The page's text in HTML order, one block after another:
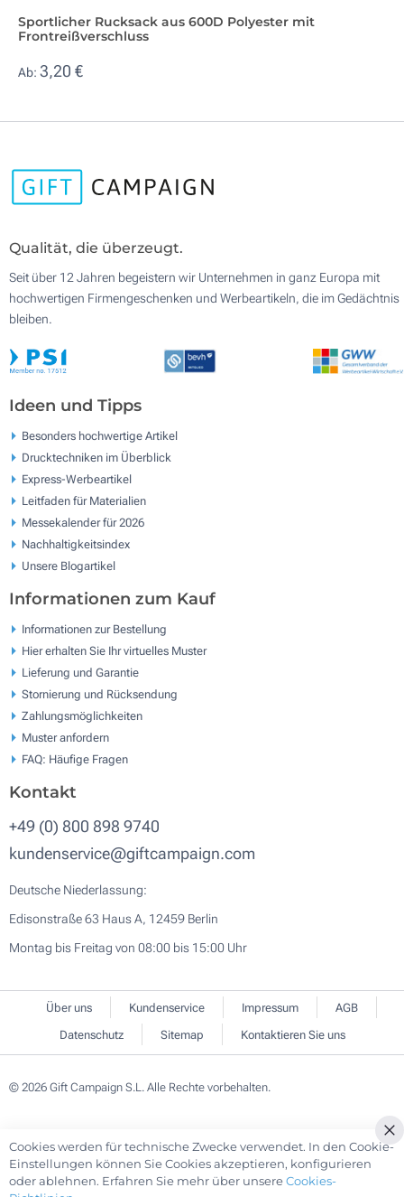
Sportlicher Rucksack aus 600D Polyester mit
Frontreißverschluss
Ab: 3,20 €
Qualität, die überzeugt.
Seit über 12 Jahren begeistern wir Unternehmen in ganz Europa mit
hochwertigen Firmengeschenken und Werbeartikeln, die im Gedächtnis
bleiben.
Ideen und Tipps
Besonders hochwertige Artikel
Drucktechniken im Überblick
Express-Werbeartikel
Leitfaden für Materialien
Messekalender für 2026
Nachhaltigkeitsindex
Unsere Blogartikel
Informationen zum Kauf
Informationen zur Bestellung
Hier erhalten Sie Ihr virtuelles Muster
Lieferung und Garantie
Stornierung und Rücksendung
Zahlungsmöglichkeiten
Muster anfordern
FAQ: Häufige Fragen
Kontakt
+49 (0) 800 898 9740
kundenservice@giftcampaign.com
Deutsche Niederlassung:
Edisonstraße 63 Haus A, 12459 Berlin
Montag bis Freitag von 08:00 bis 15:00 Uhr
Über uns Kundenservice Impressum
AGB
Datenschutz
Sitemap Kontaktieren Sie uns
© 2026 Gift Campaign S.L. Alle Rechte vorbehalten.
Cookies werden für technische Zwecke verwendet. In den Cookie-
Einstellungen können Sie Cookies akzeptieren, konfigurieren
oder ablehnen. Erfahren Sie mehr über unsereCookies-